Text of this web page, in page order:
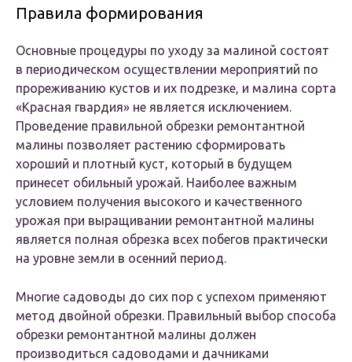
Правила формирования
Основные процедуры по уходу за малиной состоят
в периодическом осуществлении мероприятий по
прореживанию кустов и их подрезке, и малина сорта
«Красная гвардия» не является исключением.
Проведение правильной обрезки ремонтантной
малины позволяет растению сформировать
хороший и плотный куст, который в будущем
принесет обильный урожай. Наиболее важным
условием получения высокого и качественного
урожая при выращивании ремонтантной малины
является полная обрезка всех побегов практически
на уровне земли в осенний период.
Многие садоводы до сих пор с успехом применяют
метод двойной обрезки. Правильный выбор способа
обрезки ремонтантной малины должен
производиться садоводами и дачниками